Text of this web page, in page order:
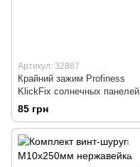
Артикул: 32887
Крайний зажим Profiness
KlickFix солнечных панелей
Profiness KlickFix
85 грн